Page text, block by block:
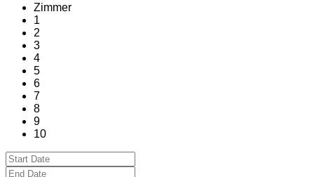
Zimmer
1
2
3
4
5
6
7
8
9
10